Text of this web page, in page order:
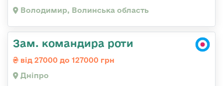
Володимир, Волинська область
Зам. командира роти
від 27000 до 127000 грн
Дніпро